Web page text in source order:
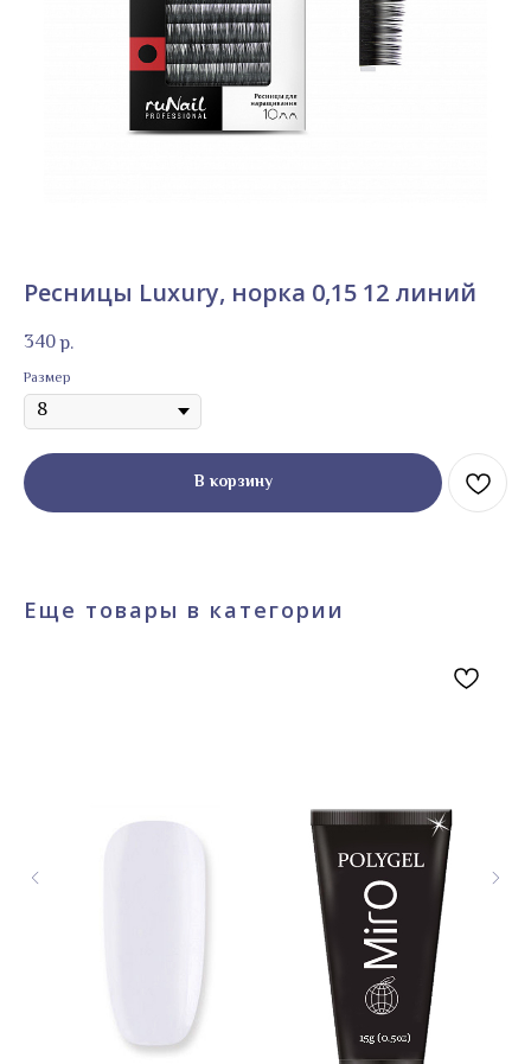
Ресницы Luxury, норка 0,15 12 линий
340р.
Размер
В корзину
Еще товары в категории